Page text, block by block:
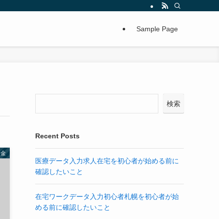
Sample Page
検索
Recent Posts
医療データ入力求人在宅を初心者が始める前に
確認したいこと
在宅ワークデータ入力初心者札幌を初心者が始
める前に確認したいこと